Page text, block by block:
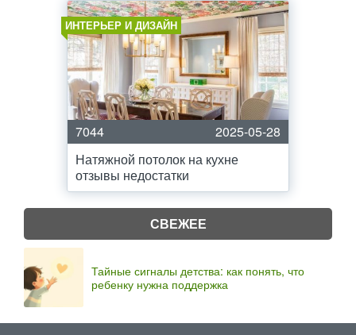
ИНТЕРЬЕР И ДИЗАЙН
7044
2025-05-28
Натяжной потолок на кухне
отзывы недостатки
СВЕЖЕЕ
Тайные сигналы детства: как понять, что
ребенку нужна поддержка